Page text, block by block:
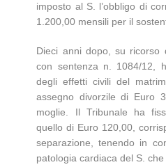
imposto al S. l’obbligo di
1.200,00 mensili per il
Dieci anni dopo, su ricorso
con sentenza n. 1084/12,
degli effetti civili del
assegno divorzile di Euro
moglie. Il Tribunale ha
quello di Euro 120,00,
separazione, tenendo in
patologia cardiaca del S.